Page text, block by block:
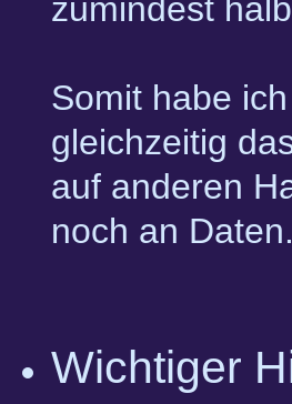
zumindest
Somit habe
gleichzeitig
auf anderen
noch an
Wichtiger